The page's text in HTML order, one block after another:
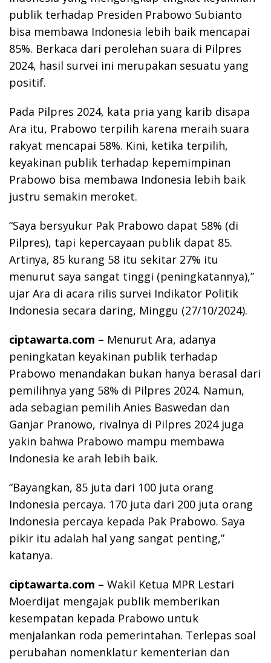
publik terhadap Presiden Prabowo Subianto
bisa membawa Indonesia lebih baik mencapai
85%. Berkaca dari perolehan suara di Pilpres
2024, hasil survei ini merupakan sesuatu yang
positif.
Pada Pilpres 2024, kata pria yang karib disapa
Ara itu, Prabowo terpilih karena meraih suara
rakyat mencapai 58%. Kini, ketika terpilih,
keyakinan publik terhadap kepemimpinan
Prabowo bisa membawa Indonesia lebih baik
justru semakin meroket.
“Saya bersyukur Pak Prabowo dapat 58% (di
Pilpres), tapi kepercayaan publik dapat 85.
Artinya, 85 kurang 58 itu sekitar 27% itu
menurut saya sangat tinggi (peningkatannya),”
ujar Ara di acara rilis survei Indikator Politik
Indonesia secara daring, Minggu (27/10/2024).
ciptawarta.com – Menurut Ara, adanya
peningkatan keyakinan publik terhadap
Prabowo menandakan bukan hanya berasal dari
pemilihnya yang 58% di Pilpres 2024. Namun,
ada sebagian pemilih Anies Baswedan dan
Ganjar Pranowo, rivalnya di Pilpres 2024 juga
yakin bahwa Prabowo mampu membawa
Indonesia ke arah lebih baik.
“Bayangkan, 85 juta dari 100 juta orang
Indonesia percaya. 170 juta dari 200 juta orang
Indonesia percaya kepada Pak Prabowo. Saya
pikir itu adalah hal yang sangat penting,”
katanya.
ciptawarta.com – Wakil Ketua MPR Lestari
Moerdijat mengajak publik memberikan
kesempatan kepada Prabowo untuk
menjalankan roda pemerintahan. Terlepas soal
perubahan nomenklatur kementerian dan